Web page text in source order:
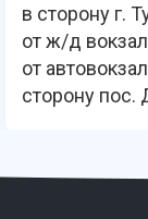
в сторону г.
от ж/д
от
сторону пос.